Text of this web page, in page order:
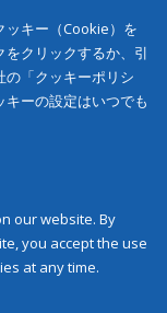
ッキー（Cookie）を
クリックするか、引
の「クッキーポリシ
ーの設定はいつでも
our website. By
you accept the use
at any time.